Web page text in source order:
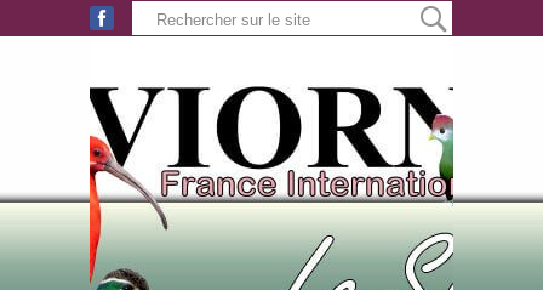
Aller au contenu principal